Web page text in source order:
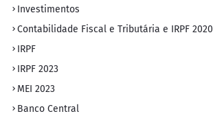
Investimentos
Contabilidade Fiscal e Tributária e IRPF 2020
IRPF
IRPF 2023
MEI 2023
Banco Central